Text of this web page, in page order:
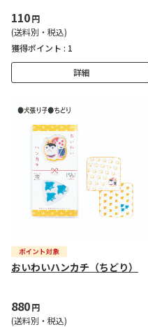
110円
(送料別・税込)
獲得ポイント : 1
詳細
おいわいハンカチ（ちどり）
880円
(送料別・税込)